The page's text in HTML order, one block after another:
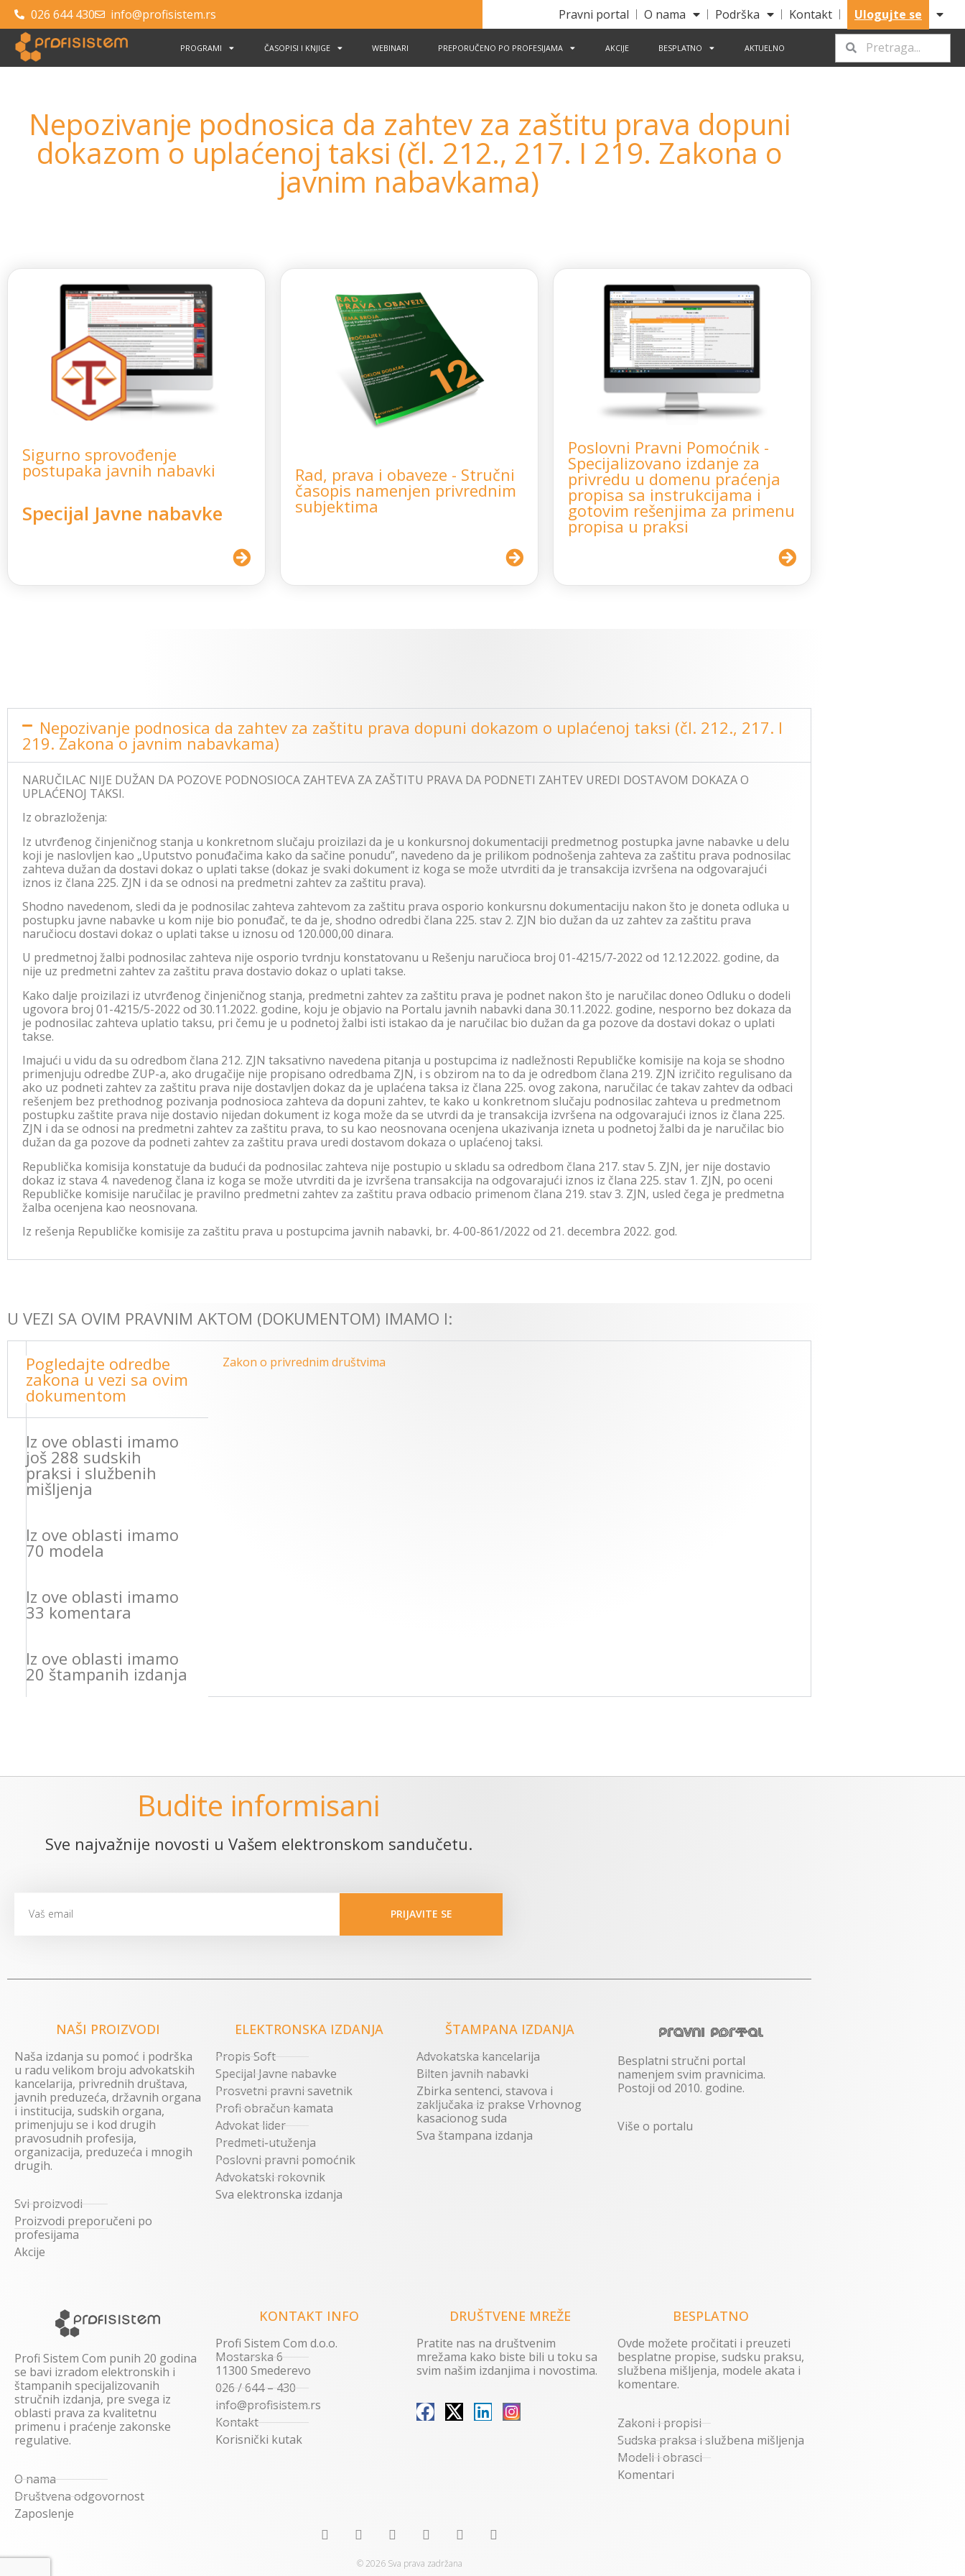
026 644 430 info@profisistem.rs Pravni portal O nama Podrška Kontakt Ulogujte se
PROGRAMI ČASOPISI I KNJIGE WEBINARI PREPORUČENO PO PROFESIJAMA AKCIJE BESPLATNO AKTUELNO
Nepozivanje podnosica da zahtev za zaštitu prava dopuni
dokazom o uplaćenoj taksi (čl. 212., 217. I 219. Zakona o
javnim nabavkama)
Sigurno sprovođenje
postupaka javnih nabavki
Specijal Javne nabavke
Rad, prava i obaveze - Stručni
časopis namenjen privrednim
subjektima
Poslovni Pravni Pomoćnik -
Specijalizovano izdanje za
privredu u domenu praćenja
propisa sa instrukcijama i
gotovim rešenjima za primenu
propisa u praksi
Nepozivanje podnosica da zahtev za zaštitu prava dopuni dokazom o uplaćenoj taksi (čl. 212., 217. I
219. Zakona o javnim nabavkama)
NARUČILAC NIJE DUŽAN DA POZOVE PODNOSIOCA ZAHTEVA ZA ZAŠTITU PRAVA DA PODNETI ZAHTEV UREDI DOSTAVOM DOKAZA O
UPLAĆENOJ TAKSI.
Iz obrazloženja:
Iz utvrđenog činjeničnog stanja u konkretnom slučaju proizilazi da je u konkursnoj dokumentaciji predmetnog postupka javne nabavke u delu
koji je naslovljen kao „Uputstvo ponuđačima kako da sačine ponudu”, navedeno da je prilikom podnošenja zahteva za zaštitu prava podnosilac
zahteva dužan da dostavi dokaz o uplati takse (dokaz je svaki dokument iz koga se može utvrditi da je transakcija izvršena na odgovarajući
iznos iz člana 225. ZJN i da se odnosi na predmetni zahtev za zaštitu prava).
Shodno navedenom, sledi da je podnosilac zahteva zahtevom za zaštitu prava osporio konkursnu dokumentaciju nakon što je doneta odluka u
postupku javne nabavke u kom nije bio ponuđač, te da je, shodno odredbi člana 225. stav 2. ZJN bio dužan da uz zahtev za zaštitu prava
naručiocu dostavi dokaz o uplati takse u iznosu od 120.000,00 dinara.
U predmetnoj žalbi podnosilac zahteva nije osporio tvrdnju konstatovanu u Rešenju naručioca broj 01-4215/7-2022 od 12.12.2022. godine, da
nije uz predmetni zahtev za zaštitu prava dostavio dokaz o uplati takse.
Kako dalje proizilazi iz utvrđenog činjeničnog stanja, predmetni zahtev za zaštitu prava je podnet nakon što je naručilac doneo Odluku o dodeli
ugovora broj 01-4215/5-2022 od 30.11.2022. godine, koju je objavio na Portalu javnih nabavki dana 30.11.2022. godine, nesporno bez dokaza da
je podnosilac zahteva uplatio taksu, pri čemu je u podnetoj žalbi isti istakao da je naručilac bio dužan da ga pozove da dostavi dokaz o uplati
takse.
Imajući u vidu da su odredbom člana 212. ZJN taksativno navedena pitanja u postupcima iz nadležnosti Republičke komisije na koja se shodno
primenjuju odredbe ZUP-a, ako drugačije nije propisano odredbama ZJN, i s obzirom na to da je odredbom člana 219. ZJN izričito regulisano da
ako uz podneti zahtev za zaštitu prava nije dostavljen dokaz da je uplaćena taksa iz člana 225. ovog zakona, naručilac će takav zahtev da odbaci
rešenjem bez prethodnog pozivanja podnosioca zahteva da dopuni zahtev, te kako u konkretnom slučaju podnosilac zahteva u predmetnom
postupku zaštite prava nije dostavio nijedan dokument iz koga može da se utvrdi da je transakcija izvršena na odgovarajući iznos iz člana 225.
ZJN i da se odnosi na predmetni zahtev za zaštitu prava, to su kao neosnovana ocenjena ukazivanja izneta u podnetoj žalbi da je naručilac bio
dužan da ga pozove da podneti zahtev za zaštitu prava uredi dostavom dokaza o uplaćenoj taksi.
Republička komisija konstatuje da budući da podnosilac zahteva nije postupio u skladu sa odredbom člana 217. stav 5. ZJN, jer nije dostavio
dokaz iz stava 4. navedenog člana iz koga se može utvrditi da je izvršena transakcija na odgovarajući iznos iz člana 225. stav 1. ZJN, po oceni
Republičke komisije naručilac je pravilno predmetni zahtev za zaštitu prava odbacio primenom člana 219. stav 3. ZJN, usled čega je predmetna
žalba ocenjena kao neosnovana.
Iz rešenja Republičke komisije za zaštitu prava u postupcima javnih nabavki, br. 4-00-861/2022 od 21. decembra 2022. god.
U VEZI SA OVIM PRAVNIM AKTOM (DOKUMENTOM) IMAMO I:
Pogledajte odredbe
zakona u vezi sa ovim
dokumentom
Iz ove oblasti imamo
još 288 sudskih
praksi i službenih
mišljenja
Iz ove oblasti imamo
70 modela
Iz ove oblasti imamo
33 komentara
Iz ove oblasti imamo
20 štampanih izdanja
Zakon o privrednim društvima
Budite informisani
Sve najvažnije novosti u Vašem elektronskom sandučetu.
PRIJAVITE SE
NAŠI PROIZVODI
Naša izdanja su pomoć i podrška
u radu velikom broju advokatskih
kancelarija, privrednih društava,
javnih preduzeća, državnih organa
i institucija, sudskih organa,
primenjuju se i kod drugih
pravosudnih profesija,
organizacija, preduzeća i mnogih
drugih.
Svi proizvodi
Proizvodi preporučeni po
profesijama
Akcije
ELEKTRONSKA IZDANJA
Propis Soft
Specijal Javne nabavke
Prosvetni pravni savetnik
Profi obračun kamata
Advokat lider
Predmeti-utuženja
Poslovni pravni pomoćnik
Advokatski rokovnik
Sva elektronska izdanja
ŠTAMPANA IZDANJA
Advokatska kancelarija
Bilten javnih nabavki
Zbirka sentenci, stavova i
zaključaka iz prakse Vrhovnog
kasacionog suda
Sva štampana izdanja
Besplatni stručni portal
namenjem svim pravnicima.
Postoji od 2010. godine.
Više o portalu
Profi Sistem Com punih 20 godina
se bavi izradom elektronskih i
štampanih specijalizovanih
stručnih izdanja, pre svega iz
oblasti prava za kvalitetnu
primenu i praćenje zakonske
regulative.
O nama
Društvena odgovornost
Zaposlenje
KONTAKT INFO
Profi Sistem Com d.o.o.
Mostarska 6
11300 Smederevo
026 / 644 – 430
info@profisistem.rs
Kontakt
Korisnički kutak
DRUŠTVENE MREŽE
Pratite nas na društvenim
mrežama kako biste bili u toku sa
svim našim izdanjima i novostima.
BESPLATNO
Ovde možete pročitati i preuzeti
besplatne propise, sudsku praksu,
službena mišljenja, modele akata i
komentare.
Zakoni i propisi
Sudska praksa i službena mišljenja
Modeli i obrasci
Komentari
© 2026 Sva prava zadržana